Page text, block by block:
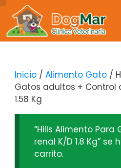
Inicio / Alimento Gato /
Gatos adultos + Control
1.58 Kg
“Hills Alimento
renal K/D 1.8 Kg”
carrito.